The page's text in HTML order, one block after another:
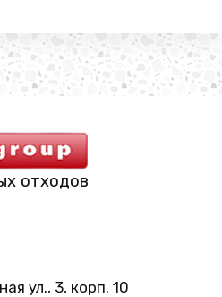
отходов
ул., 3, корп. 10